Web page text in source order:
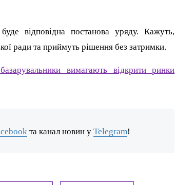
відповідна постанова уряду. Кажуть,
ради та приймуть рішення без затримки.
вимагають відкрити ринки
та канал новин уTelegram!